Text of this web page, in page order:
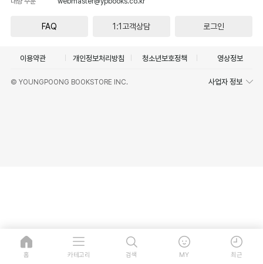
FAQ 1:1고객상담 로그인
이용약관 개인정보처리방침 청소년보호정책 영상정보
© YOUNGPOONG BOOKSTORE INC. 사업자 정보
홈 카테고리 검색 MY 최근